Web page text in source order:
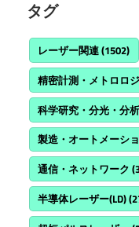
タグ
レーザー関連(1502)
精密計測・メトロロ
科学研究・分光・分析
製造・オートメーシ
通信・ネットワーク
半導体レーザー(LD)